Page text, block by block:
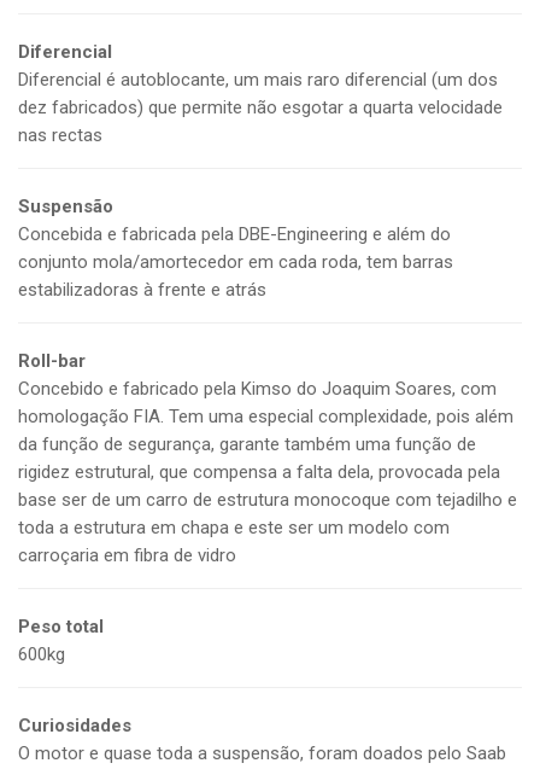
Diferencial
Diferencial é autoblocante, um mais raro diferencial (um dos
dez fabricados) que permite não esgotar a quarta velocidade
nas rectas
Suspensão
Concebida e fabricada pela DBE-Engineering e além do
conjunto mola/amortecedor em cada roda, tem barras
estabilizadoras à frente e atrás
Roll-bar
Concebido e fabricado pela Kimso do Joaquim Soares, com
homologação FIA. Tem uma especial complexidade, pois além
da função de segurança, garante também uma função de
rigidez estrutural, que compensa a falta dela, provocada pela
base ser de um carro de estrutura monocoque com tejadilho e
toda a estrutura em chapa e este ser um modelo com
carroçaria em fibra de vidro
Peso total
600kg
Curiosidades
O motor e quase toda a suspensão, foram doados pelo Saab